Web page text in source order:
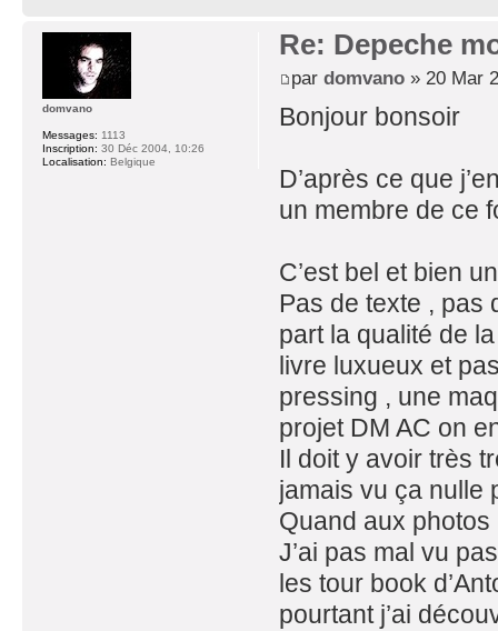
Re: Depeche
par domvano» 20 Mar
Bonjour bonsoir
D’après ce que
un membre de ce
C’est bel et bien
Pas de texte , pas
part la qualité de
livre luxueux et
pressing , une
projet DM AC on
Il doit y avoir très
jamais vu ça nulle
Quand aux
J’ai pas mal vu
les tour book
pourtant j’ai
domvano
Messages: 1113
Inscription: 30 Déc 2004, 10:26
Localisation: Belgique